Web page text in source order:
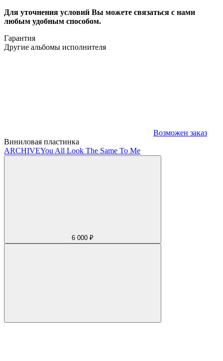
Для уточнения условий Вы можете связаться с нами
любым удобным способом.
Гарантия
Другие альбомы исполнителя
Возможен заказ
Виниловая пластинка
ARCHIVEYou All Look The Same To Me
6 000 ₽